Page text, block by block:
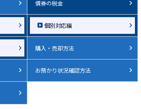
債券の税金
個別対応編
購入・売却方法
お預かり状況確認方法